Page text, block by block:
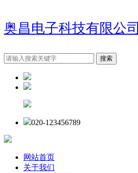
奥昌电子科技有限公司
020-123456789
网站首页
关于我们